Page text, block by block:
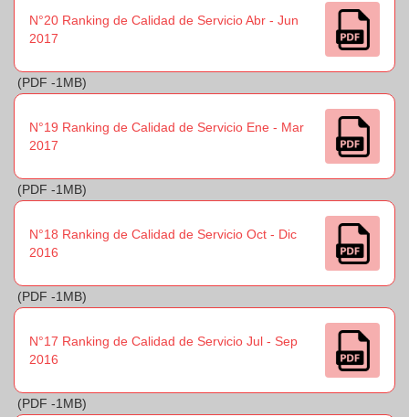
N°20 Ranking de Calidad de Servicio Abr - Jun
2017
(PDF -1MB)
N°19 Ranking de Calidad de Servicio Ene - Mar
2017
(PDF -1MB)
N°18 Ranking de Calidad de Servicio Oct - Dic
2016
(PDF -1MB)
N°17 Ranking de Calidad de Servicio Jul - Sep
2016
(PDF -1MB)